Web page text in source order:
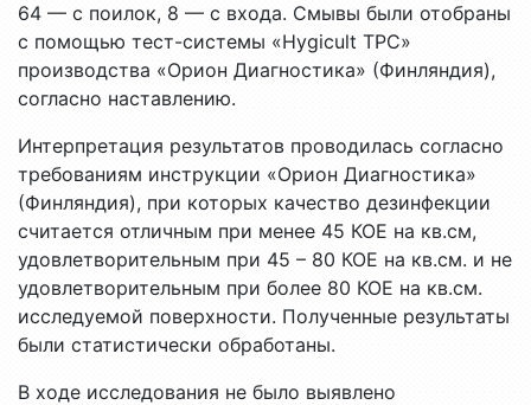
64 — с поилок, 8 — с входа. Смывы были отобраны
с помощью тест-системы «Hygicult TPC»
производства «Орион Диагностика» (Финляндия),
согласно наставлению.
Интерпретация результатов проводилась согласно
требованиям инструкции «Орион Диагностика»
(Финляндия), при которых качество дезинфекции
считается отличным при менее 45 КОЕ на кв.см,
удовлетворительным при 45 – 80 КОЕ на кв.см. и не
удовлетворительным при более 80 КОЕ на кв.см.
исследуемой поверхности. Полученные результаты
были статистически обработаны.
В ходе исследования не было выявлено